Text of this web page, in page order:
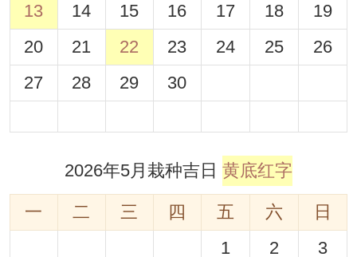
13
14 15 16 17 18
19
20
21 22 23 24 25
26
27
28 29 30
2026年5月栽种吉日 黄底红字
一 二 三 四 五 六
日
1
2 3